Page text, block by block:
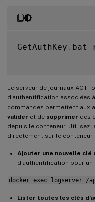
GetAuthKey . bat
Le serveur de journaux AOT
d’authentification associées
commandes permettent aux
valider et de supprimer des
depuis le conteneur. Utilisez
directement sur le conteneur
Ajouter une nouvelle clé
d’authentification pour
docker exec logserver /
Lister toutes les clés